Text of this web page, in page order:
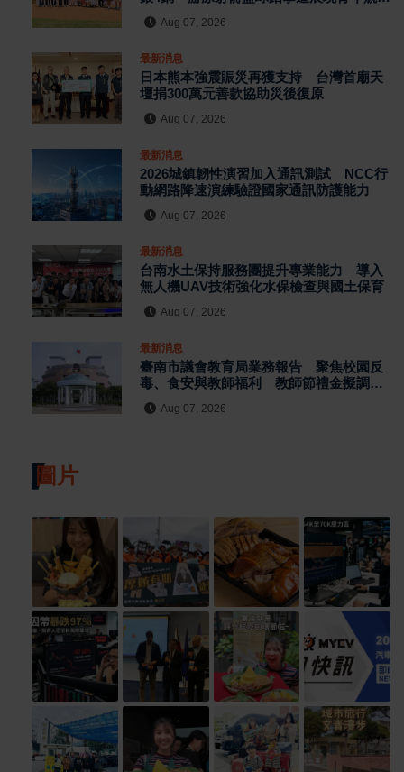
實力
Aug 07, 2026
最新消息
日本熊本強震賑災再獲支持 台灣首廟天
壇捐300萬元善款協助災後復原
Aug 07, 2026
最新消息
2026城鎮韌性演習加入通訊測試 NCC行
動網路降速演練驗證國家通訊防護能力
Aug 07, 2026
最新消息
台南水土保持服務團提升專業能力 導入
無人機UAV技術強化水保檢查與國土保育
Aug 07, 2026
最新消息
臺南市議會教育局業務報告 聚焦校園反
毒、食安與教師福利 教師節禮金擬調升
至千元
Aug 07, 2026
圖片